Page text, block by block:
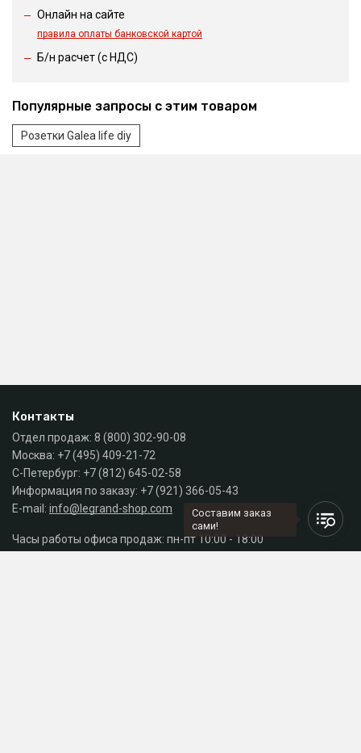
Онлайн на сайте
правила оплаты банковской картой
Б/н расчет (c НДС)
Популярные запросы с этим товаром
Розетки Galea life diy
Контакты
Отдел продаж: 8 (800) 302-90-08
Москва: +7 (495) 409-21-72
С-Петербург: +7 (812) 645-02-58
Информация по заказу: +7 (921) 366-05-43
E-mail: info@legrand-shop.com
Часы работы офиса продаж: пн-пт 10:00 - 18:00
Составим заказ
сами!